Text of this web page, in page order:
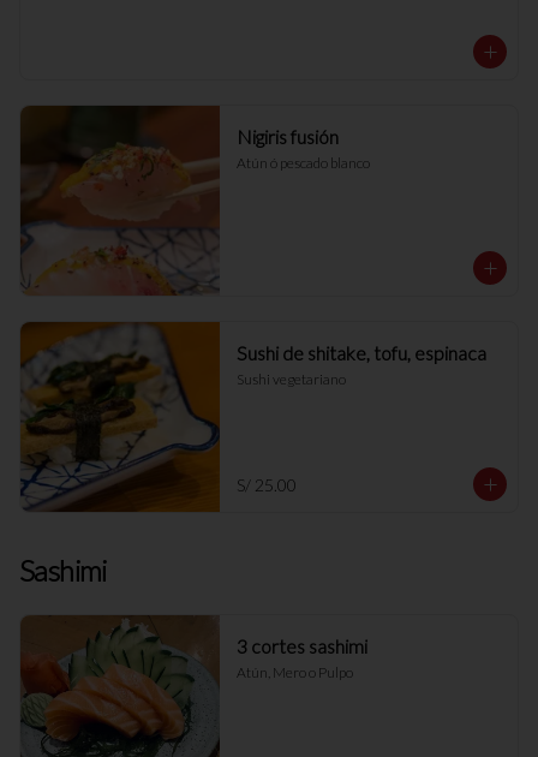
Nigiris fusión
Atún ó pescado blanco
Sushi de shitake, tofu, espinaca
Sushi vegetariano
S/ 25.00
Sashimi
3 cortes sashimi
Atún, Mero o Pulpo